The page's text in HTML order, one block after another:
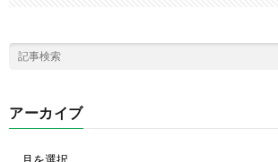
アーカイブ